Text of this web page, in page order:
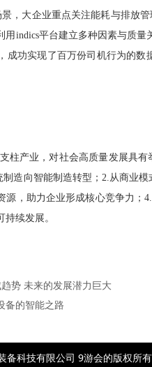
，大企业重点关注能耗与排放
用 indics平台建立多种因素与质量
成功实现了百万份司机行为的
柱产业，对社会高质量发展具
造向智能制造转型； 2.从商业模
源，助力企业形成核心竞争力；4.
续发展。
势 未来的发展潜力巨大
备的智能之路
备科技有限公司 9游会的版权